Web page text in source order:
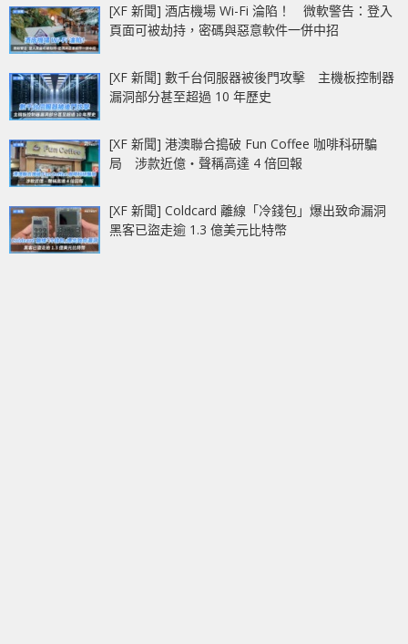
[XF 新聞] 酒店機場 Wi-Fi 淪陷！ 微軟警告：登入
頁面可被劫持，密碼與惡意軟件一併中招
[XF 新聞] 數千台伺服器被後門攻擊 主機板控制器
漏洞部分甚至超過 10 年歷史
[XF 新聞] 港澳聯合搗破 Fun Coffee 咖啡科研騙
局 涉款近億‧聲稱高達 4 倍回報
[XF 新聞] Coldcard 離線「冷錢包」爆出致命漏洞
黑客已盜走逾 1.3 億美元比特幣